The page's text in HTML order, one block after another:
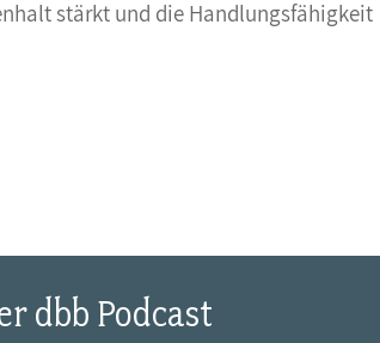
stärkt und die Handlungsfähigkeit
dbb Podcast